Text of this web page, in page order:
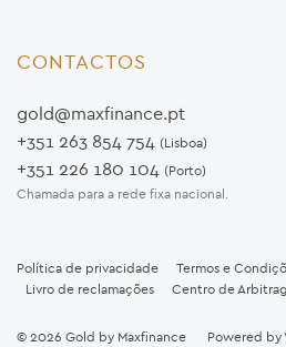
CONTACTOS
gold@maxfinance.pt
+351 263 854 754 (Lisboa)
+351 226 180 104 (Porto)
Chamada para a rede fixa nacional.
Política de privacidade Termos e
Livro de reclamações
Centro de
© 2026 Gold by Maxfinance Powered by